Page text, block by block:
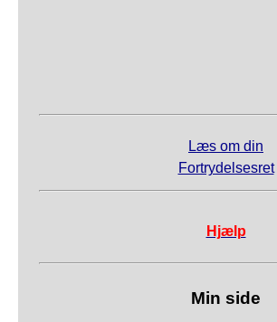
Læs om din
Fortrydelsesret
Hjælp
Min side